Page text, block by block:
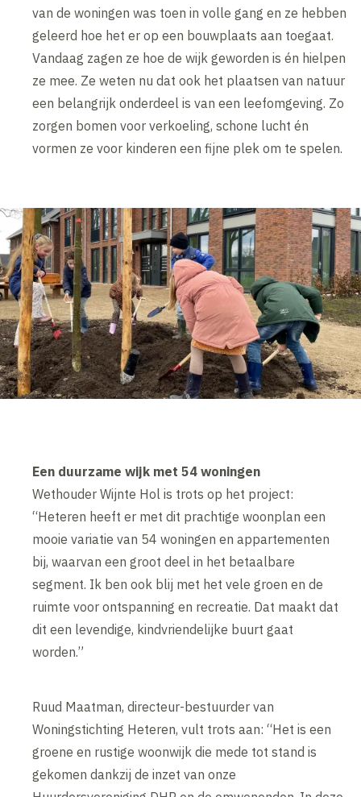
van de woningen was toen in volle gang en ze hebben
geleerd hoe het er op een bouwplaats aan toegaat.
Vandaag zagen ze hoe de wijk geworden is én hielpen
ze mee. Ze weten nu dat ook het plaatsen van natuur
een belangrijk onderdeel is van een leefomgeving. Zo
zorgen bomen voor verkoeling, schone lucht én
vormen ze voor kinderen een fijne plek om te spelen.
Een duurzame wijk met 54 woningen
Wethouder Wijnte Hol is trots op het project:
“Heteren heeft er met dit prachtige woonplan een
mooie variatie van 54 woningen en appartementen
bij, waarvan een groot deel in het betaalbare
segment. Ik ben ook blij met het vele groen en de
ruimte voor ontspanning en recreatie. Dat maakt dat
dit een levendige, kindvriendelijke buurt gaat
worden.”
Ruud Maatman, directeur-bestuurder van
Woningstichting Heteren, vult trots aan: “Het is een
groene en rustige woonwijk die mede tot stand is
gekomen dankzij de inzet van onze